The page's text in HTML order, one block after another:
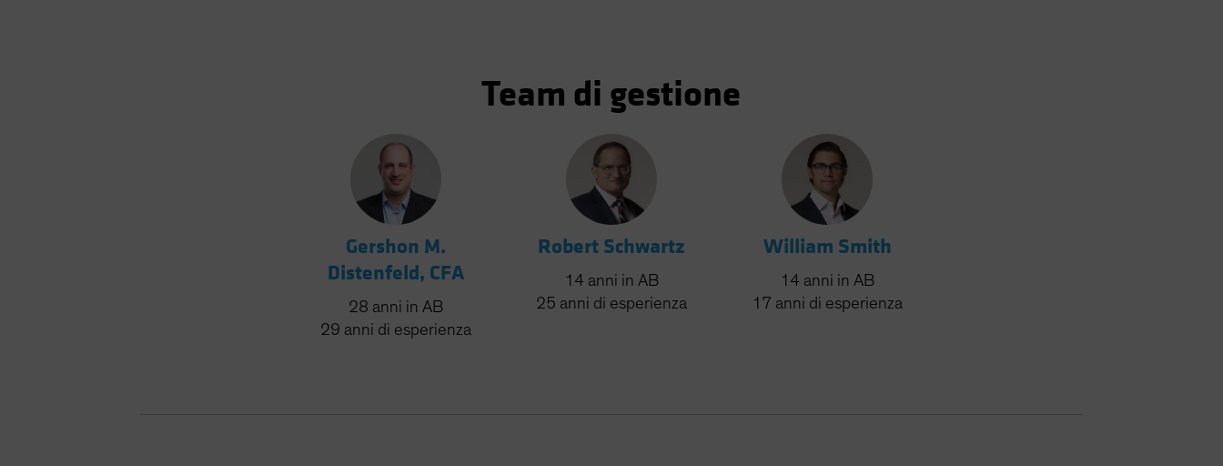
Team di gestione
Gershon M.
Distenfeld, CFA
28 anni in AB
29 anni di esperienza
Robert Schwartz
14 anni in AB
25 anni di esperienza
William Smith
14 anni in AB
17 anni di esperienza